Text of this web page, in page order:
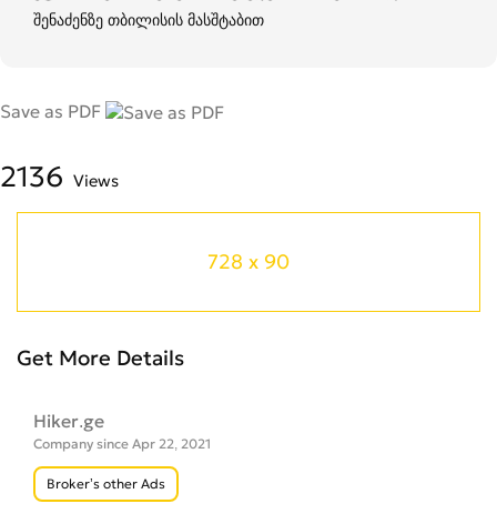
შენაძენზე თბილისის მასშტაბით
Save as PDF
2136 Views
728 x 90
Get More Details
Hiker.ge
Company since Apr 22, 2021
Broker’s other Ads